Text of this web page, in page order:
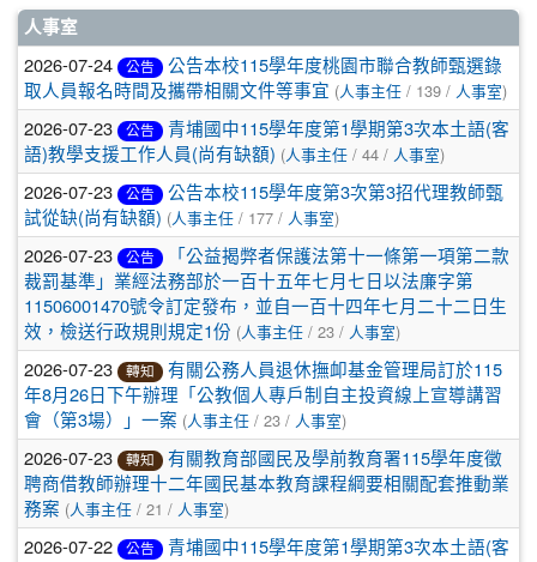
文
章
列
表
人事室
2026-07-24 公告
公告本校115學年度桃園市聯合教師甄選錄
取人員報名時間及攜帶相關文件等事宜 (人事主任 / 139 / 人事室)
2026-07-23 公告
青埔國中115學年度第1學期第3次本土語(客
語)教學支援工作人員(尚有缺額) (人事主任 / 44 / 人事室)
2026-07-23 公告
公告本校115學年度第3次第3招代理教師甄
試從缺(尚有缺額) (人事主任 / 177 / 人事室)
2026-07-23 公告
「公益揭弊者保護法第十一條第一項第二款
裁罰基準」業經法務部於一百十五年七月七日以法廉字第
11506001470號令訂定發布，並自一百十四年七月二十二日生
效，檢送行政規則規定1份 (人事主任 / 23 / 人事室)
2026-07-23 轉知
有關公務人員退休撫卹基金管理局訂於115
年8月26日下午辦理「公教個人專戶制自主投資線上宣導講習
會（第3場）」一案 (人事主任 / 23 / 人事室)
2026-07-23 轉知
有關教育部國民及學前教育署115學年度徵
聘商借教師辦理十二年國民基本教育課程綱要相關配套推動業
務案 (人事主任 / 21 / 人事室)
2026-07-22 公告
青埔國中115學年度第1學期第3次本土語(客